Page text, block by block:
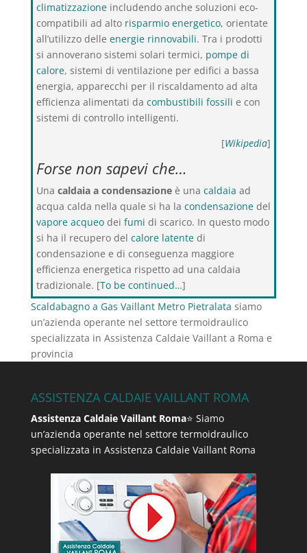
climatizzazioneincludendo anche soluzioni eco-
compatibili ad alto risparmio energetico, orientate
all’utilizzo delle energie rinnovabili. Tra i prodotti
si annoverano sistemi solari termici, pompe di
calore, sistemi di ventilazione per edifici a bassa
energia, apparecchi per il riscaldamento ad alta
efficienza alimentati da combustibili fossili e con
sistemi di controllo intelligenti.
[Wikipedia]
Forse non sapevi che…
Una caldaia a condensazioneè una caldaia ad
acqua calda nella quale si ha la condensazionedel
vapore acqueodei fumi di scarico. In questo modo
si ha il recupero del calore latentedi
condensazione e di conseguenza maggiore
efficienza energetica rispetto ad una caldaia
tradizionale. [To be continued…]
Scaldabagno a Gas Vaillant Metro Pietralata siamo
un’azienda operante nel settore termoidraulico
specializzata in Assistenza Caldaie Vaillant a Roma e
provincia
ASSISTENZA CALDAIE VAILLANT ROMA
Assistenza Caldaie Vaillant Roma⭐ Siamo
un’azienda operante nel settore termoidraulico
specializzata in Assistenza Caldaie Vaillant Roma